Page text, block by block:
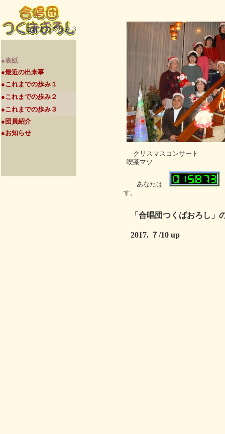
●表紙
●最近の出来事
●これまでの歩み１
●これまでの歩み２
●これまでの歩み３
●団員紹介
●お知らせ
クリスマスコンサート
喫茶マツ
あなたは
す。
「合唱団つくばおろし」
2017. ７/10 up
これまでの歩み３